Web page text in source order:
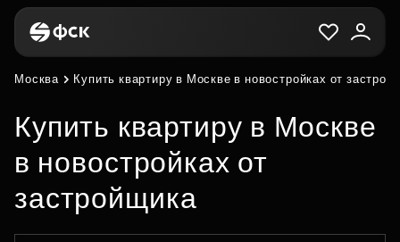
Москва Купить квартиру в Москве в новостройках от
Купить квартиру в Москве
в новостройках от
застройщика